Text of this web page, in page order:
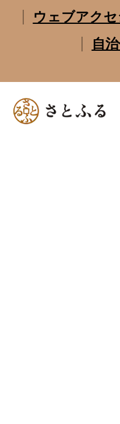
ウェブアク
自